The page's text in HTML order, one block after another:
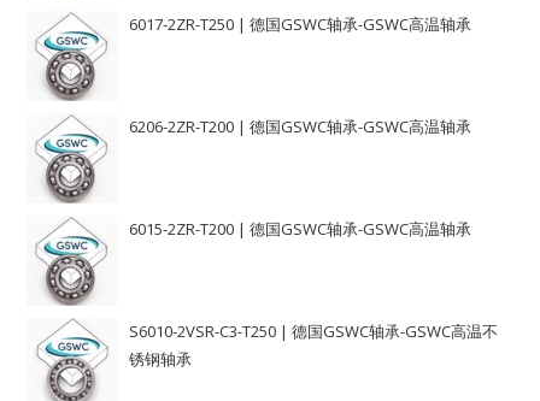
6017-2ZR-T250 | 德国GSWC轴承-GSWC高温轴承
6206-2ZR-T200 | 德国GSWC轴承-GSWC高温轴承
6015-2ZR-T200 | 德国GSWC轴承-GSWC高温轴承
S6010-2VSR-C3-T250 | 德国GSWC轴承-GSWC高温不
锈钢轴承